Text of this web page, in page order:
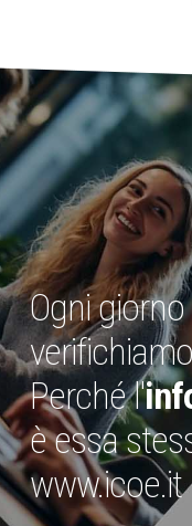
Ogni
Perché l'
è essa
www.icoe.it